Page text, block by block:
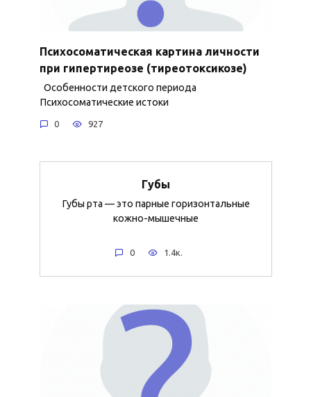
Психосоматическая картина личности
при гипертиреозе (тиреотоксикозе)
Особенности детского периода
Психосоматические истоки
0 927
Губы
Губы рта — это парные горизонтальные
кожно-мышечные
0 1.4к.